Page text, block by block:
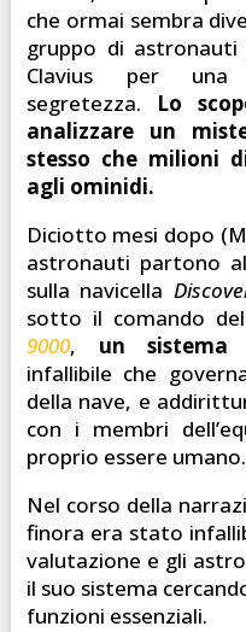
che ormai sembra
gruppo di
Clavius per una
segretezza. Lo
analizzare un
stesso che milioni
agli ominidi.
Diciotto mesi dopo
astronauti partono
sulla navicella
sotto il comando
9000, un sistema
infallibile che
della nave, e
con i membri
proprio essere umano.
Nel corso della
finora era stato
valutazione e gli
il suo sistema
funzioni essenziali.